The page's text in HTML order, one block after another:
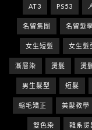
AT3 PS53
名留集團 名留髮
女生短髮 女生髮
漸層染 燙髮 燙
男生髮型 短髮
縮毛矯正 美髮教學
雙色染 韓系燙